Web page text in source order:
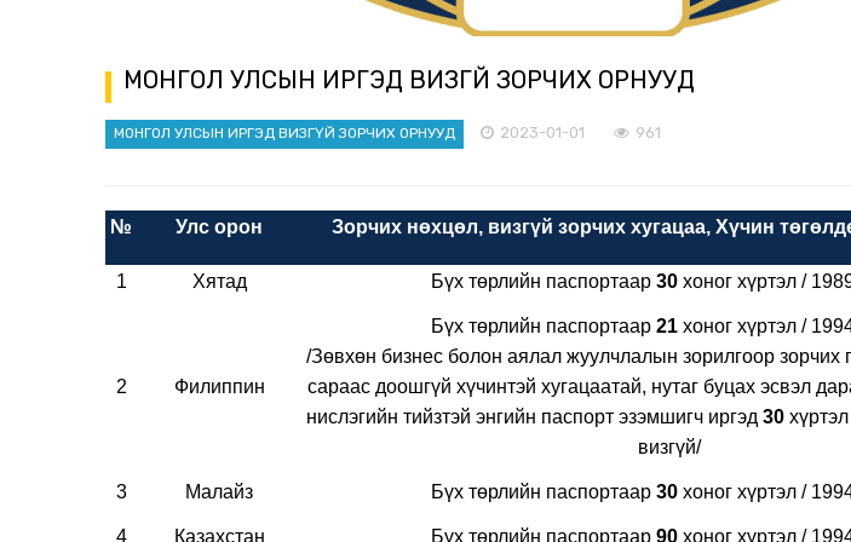
МОНГОЛ УЛСЫН ИРГЭД ВИЗГҮЙ ЗОРЧИХ ОРНУУД
МОНГОЛ УЛСЫН ИРГЭД ВИЗГҮЙ ЗОРЧИХ ОРНУУД 2023-01-01 961
№ Улс орон Зорчих нөхцөл, визгүй зорчих хугацаа, Хүчин
1 Хятад Бүх төрлийн паспортаар 30 хоног хүртэл /
2 Филиппин
Бүх төрлийн паспортаар 21 хоног хүртэл /
/Зөвхөн бизнес болон аялал жуулчлалын зорилгоор зорчих
сараас доошгүй хүчинтэй хугацаатай, нутаг буцах эсвэл
нислэгийн тийзтэй энгийн паспорт эзэмшигч иргэд 30
визгүй/
3 Малайз Бүх төрлийн паспортаар 30 хоног хүртэл /
4 Казахстан Бүх төрлийн паспортаар 90 хоног хүртэл /